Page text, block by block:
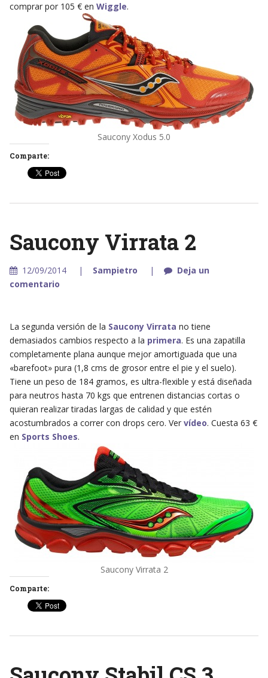
comprar por 105 € en Wiggle.
Saucony Xodus 5.0
Comparte:
Saucony Virrata 2
12/09/2014 Sampietro
Deja un
comentario
La segunda versión de la Saucony Virrata no tiene
demasiados cambios respecto a la primera. Es una zapatilla
completamente plana aunque mejor amortiguada que una
«barefoot» pura (1,8 cms de grosor entre el pie y el suelo).
Tiene un peso de 184 gramos, es ultra-flexible y está diseñada
para neutros hasta 70 kgs que entrenen distancias cortas o
quieran realizar tiradas largas de calidad y que estén
acostumbrados a correr con drops cero. Ver vídeo. Cuesta 63 €
en Sports Shoes.
Saucony Virrata 2
Comparte: